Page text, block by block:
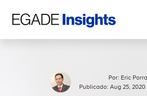
Por: Eric
Publicado: Aug 25, 2020